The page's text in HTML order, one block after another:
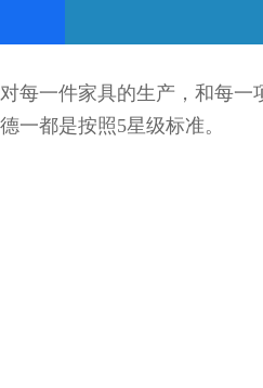
对每一件家具的生产，和每一
德一都是按照5星级标准。